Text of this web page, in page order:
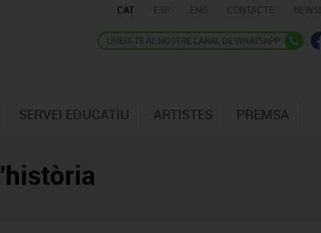
CAT
SERVEI EDUCATIU ARTISTES PREMSA